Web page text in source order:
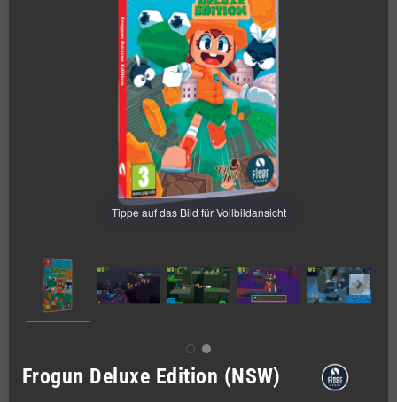
Tippe auf das Bild für Vollbildansicht
Frogun Deluxe Edition (NSW)